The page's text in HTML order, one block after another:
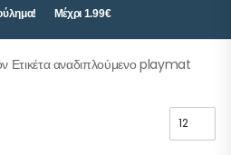
Μέχρι 1.99€
Ετικέτα αναδιπλούμενο playmat